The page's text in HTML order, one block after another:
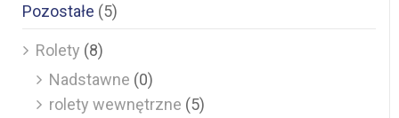
Pozostałe (5)
Rolety (8)
Nadstawne (0)
rolety wewnętrzne (5)